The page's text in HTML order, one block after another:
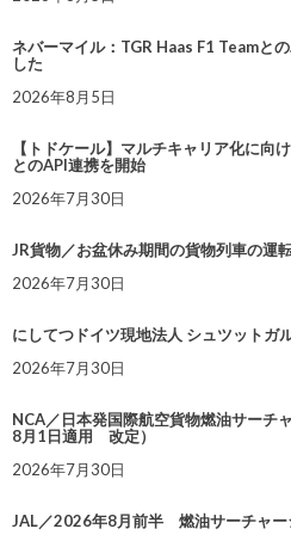
ネバーマイル：TGR Haas F1 Teamと
した
2026年8月5日
【トドケール】マルチキャリア化に向
とのAPI連携を開始
2026年7月30日
JR貨物／お盆休み期間の貨物列車の運
2026年7月30日
にしてつドイツ現地法人 シュツットガ
2026年7月30日
NCA／日本発国際航空貨物燃油サーチ
8月1日適用 改定）
2026年7月30日
JAL／2026年8月前半 燃油サーチャー